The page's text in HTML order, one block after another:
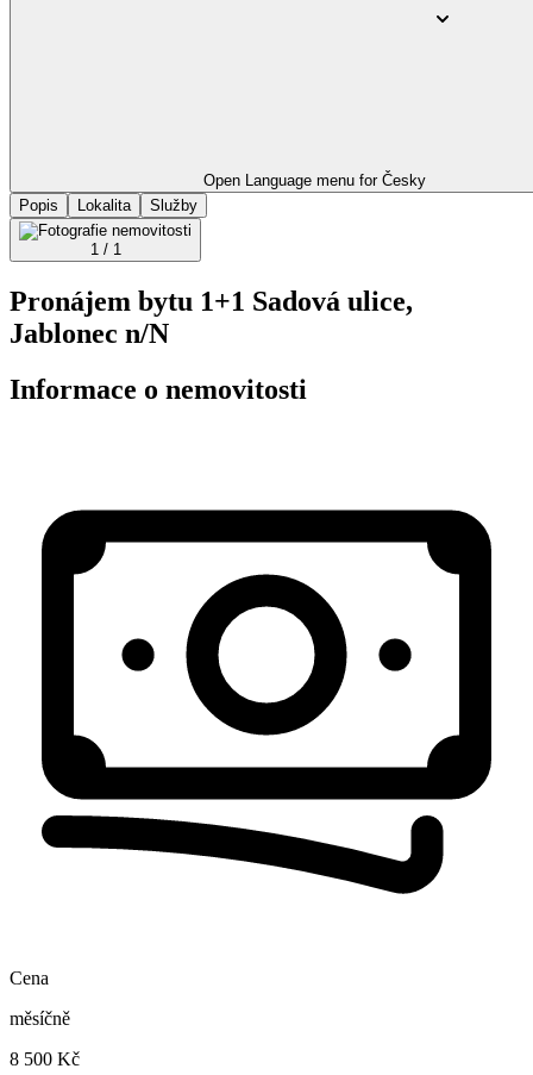
Open Language menu for Česky
Popis
Lokalita Služby
1 / 1
Pronájem bytu 1+1 Sadová ulice,
Jablonec n/N
Informace o nemovitosti
Cena
měsíčně
8 500 Kč